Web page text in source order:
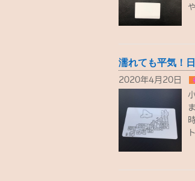
濡れても平気！
2020年4月20日